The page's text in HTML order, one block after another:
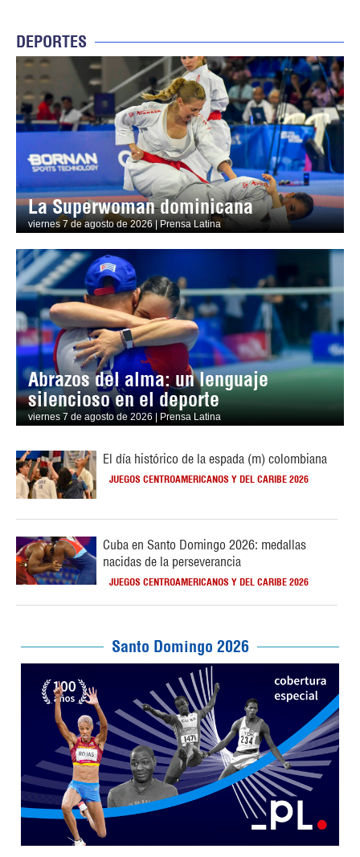
DEPORTES
La Superwoman dominicana
viernes 7 de agosto de 2026 | Prensa Latina
Abrazos del alma: un lenguaje
silencioso en el deporte
viernes 7 de agosto de 2026 | Prensa Latina
El día histórico de la espada (m) colombiana
JUEGOS CENTROAMERICANOS Y DEL CARIBE 2026
Cuba en Santo Domingo 2026: medallas
nacidas de la perseverancia
JUEGOS CENTROAMERICANOS Y DEL CARIBE 2026
Santo Domingo 2026